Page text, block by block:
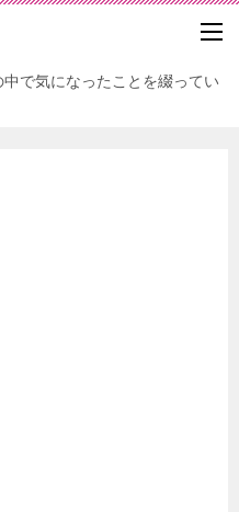
で気になったことを綴ってい